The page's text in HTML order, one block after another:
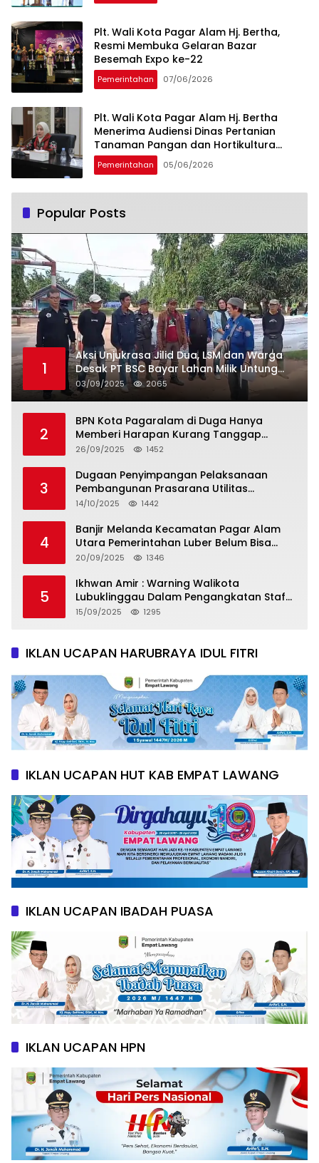
Plt. Wali Kota Pagar Alam Hj. Bertha,
Resmi Membuka Gelaran Bazar
Besemah Expo ke-22
Pemerintahan 07/06/2026
Plt. Wali Kota Pagar Alam Hj. Bertha
Menerima Audiensi Dinas Pertanian
Tanaman Pangan dan Hortikultura
Sumsel
Pemerintahan 05/06/2026
Popular Posts
1
Aksi Unjukrasa Jilid Dua, LSM dan Warga
Desak PT BSC Bayar Lahan Milik Untung
Suropati
03/09/2025 2065
2
BPN Kota Pagaralam di Duga Hanya
Memberi Harapan Kurang Tanggap
Terkait Sertifikat Tumpang Tindih
26/09/2025 1452
3
Dugaan Penyimpangan Pelaksanaan
Pembangunan Prasarana Utilitas
Permukiman Desa Pajar Bulan
14/10/2025 1442
4
Banjir Melanda Kecamatan Pagar Alam
Utara Pemerintahan Luber Belum Bisa
Mengatasi Banjir
20/09/2025 1346
5
Ikhwan Amir : Warning Walikota
Lubuklinggau Dalam Pengangkatan Staf
Khusus
15/09/2025 1295
IKLAN UCAPAN HARUBRAYA IDUL FITRI
IKLAN UCAPAN HUT KAB EMPAT LAWANG
IKLAN UCAPAN IBADAH PUASA
IKLAN UCAPAN HPN